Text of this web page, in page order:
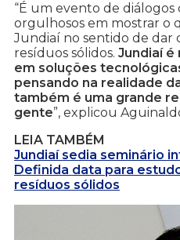
“É um evento de diálogos
orgulhosos em mostrar o
Jundiaí no sentido de dar
resíduos sólidos. Jundiaí
em soluções
pensando na realidade
também é uma grande
gente”, explicou
LEIA TAMBÉM
Jundiaí sedia seminário
Definida data para
resíduos sólidos